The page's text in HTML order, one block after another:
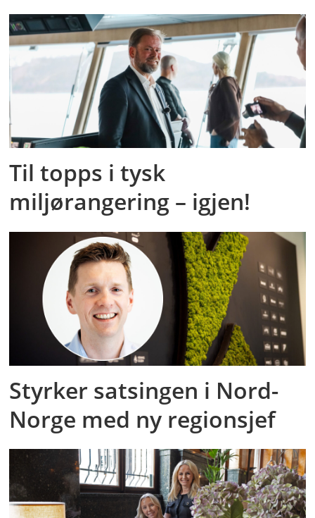
Til topps i tysk
miljørangering – igjen!
Styrker satsingen i Nord-
Norge med ny regionsjef